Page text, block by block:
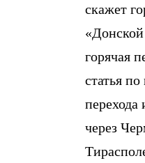
скажет
горячая
статья по
перехода
через